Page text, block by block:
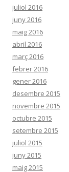
juliol 2016
juny 2016
maig 2016
abril 2016
març 2016
febrer 2016
gener 2016
desembre 2015
novembre 2015
octubre 2015
setembre 2015
juliol 2015
juny 2015
maig 2015